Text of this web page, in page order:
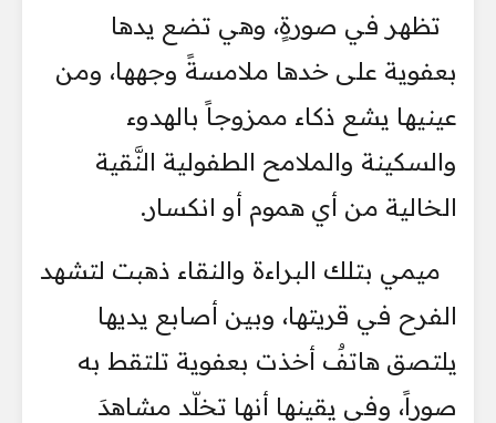
تظهر في صورةٍ، وهي تضع يدها
بعفوية على خدها ملامسةً وجهها، ومن
عينيها يشع ذكاء ممزوجاً بالهدوء
والسكينة والملامح الطفولية النَّقية
الخالية من أي هموم أو انكسار.
ميمي بتلك البراءة والنقاء ذهبت لتشهد
الفرح في قريتها، وبين أصابع يديها
يلتصق هاتفٌ أخذت بعفوية تلتقط به
صوراً، وفي يقينها أنها تخلّد مشاهدَ